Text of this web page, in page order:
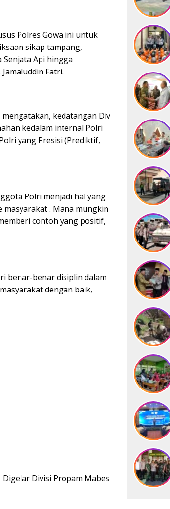
Polres Gowa ini untuk
sikap tampang,
Api hingga
Fatri.
kedatangan Div
kedalam internal Polri
yang Presisi (Prediktif,
Polri menjadi hal yang
. Mana mungkin
contoh yang positif,
benar-benar disiplin dalam
dengan baik,
Digelar Divisi Propam Mabes